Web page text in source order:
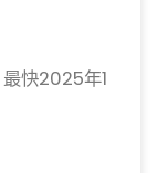
快2025年1